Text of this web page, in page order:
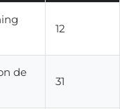
12
de
31